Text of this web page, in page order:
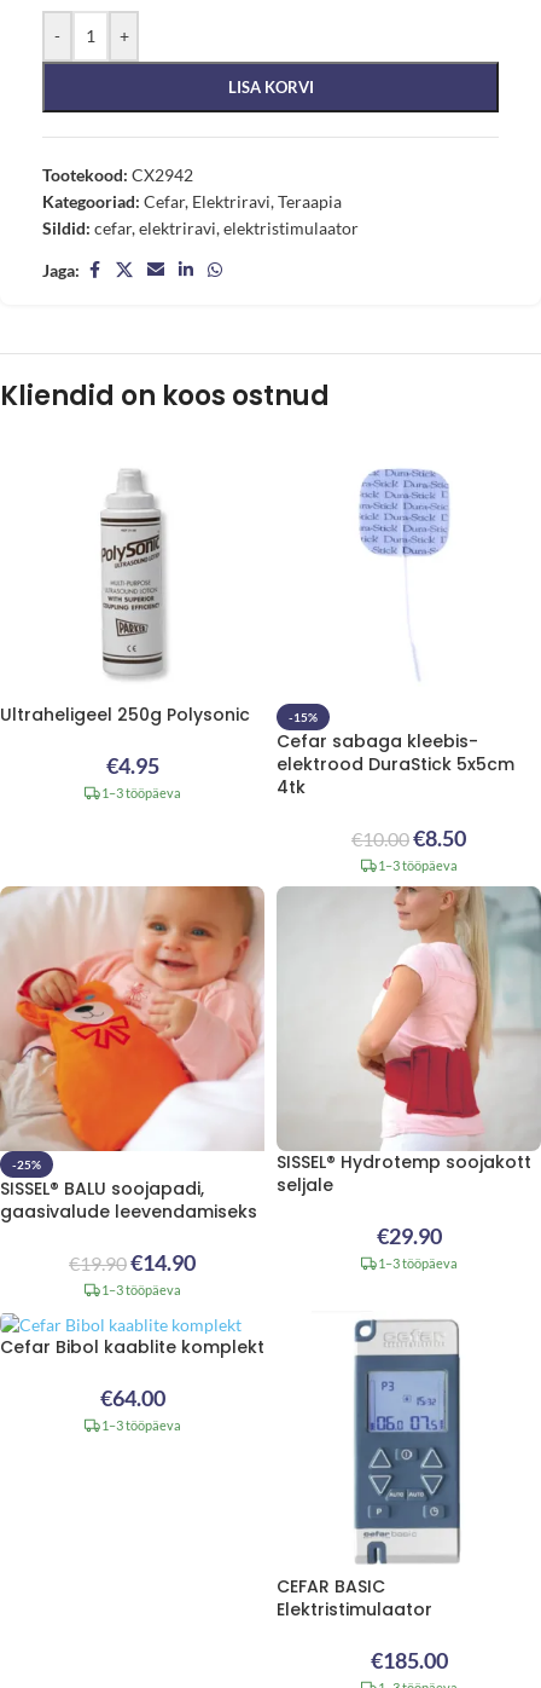
- +
LISA KORVI
Tootekood: CX2942
Kategooriad: Cefar, Elektriravi,Teraapia
Sildid: cefar,elektriravi,elektristimulaator
Jaga:
Kliendid on koos ostnud
Ultraheligeel 250g Polysonic
€4.95
1–3 tööpäeva
-15%
Cefar sabaga kleebis-
elektrood DuraStick 5x5cm
4tk
€10.00€8.50
1–3 tööpäeva
-25%
SISSEL® BALU soojapadi,
gaasivalude leevendamiseks
€19.90€14.90
1–3 tööpäeva
SISSEL® Hydrotemp soojakott
seljale
€29.90
1–3 tööpäeva
Cefar Bibol kaablite komplekt
€64.00
1–3 tööpäeva
CEFAR BASIC
Elektristimulaator
€185.00